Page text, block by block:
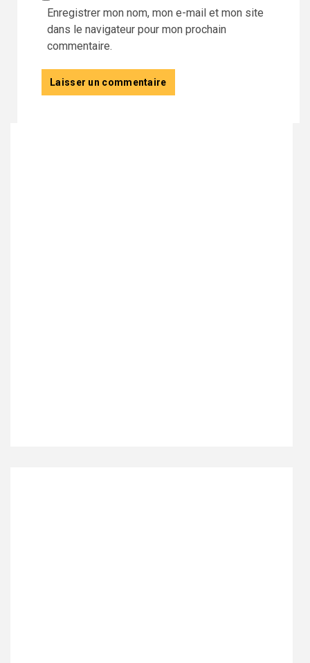
Enregistrer mon nom, mon e-mail et mon site
dans le navigateur pour mon prochain
commentaire.